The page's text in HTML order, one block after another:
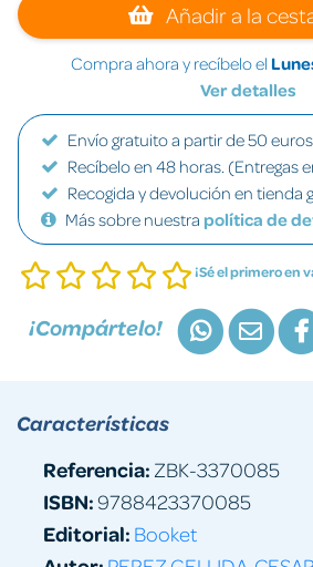
Añadir a la
Compra ahora y recíbelo el
Ver detalles
Envío gratuito a partir de 50
Recíbelo en 48 horas. (Entregas
Recogida y devolución en tienda
Más sobre nuestra política de
¡Sé el primero en
¡Compártelo!
Características
Referencia: ZBK-3370085
ISBN:9788423370085
Editorial: Booket